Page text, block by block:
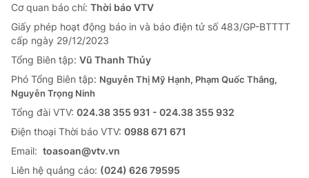
Cơ quan báo chí: Thời báo VTV
Giấy phép hoạt động báo in và báo điện tử số 483/GP-BTTTT
cấp ngày 29/12/2023
Tổng Biên tập: Vũ Thanh Thủy
Phó Tổng Biên tập: Nguyễn Thị Mỹ Hạnh, Phạm Quốc Thắng,
Nguyễn Trọng Ninh
Tổng đài VTV: 024.38 355 931 - 024.38 355 932
Ðiện thoại Thời báo VTV: 0988 671 671
Email: toasoan@vtv.vn
Liên hệ quảng cáo: (024) 626 79595